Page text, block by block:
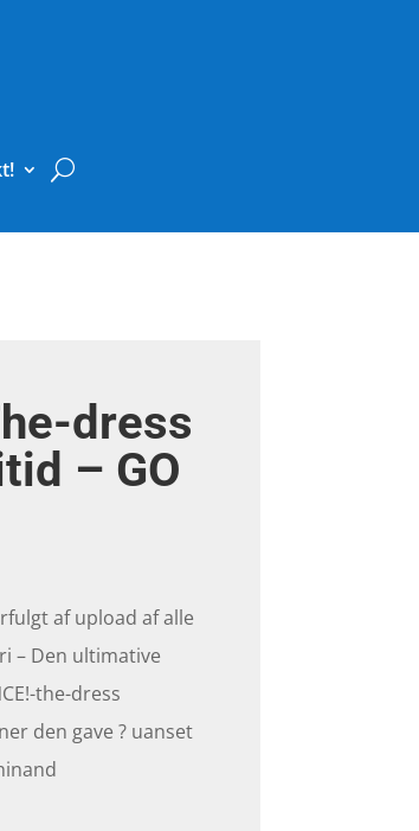
dress
– GO
af upload af alle
– Den ultimative
the-dress
den gave ? uanset